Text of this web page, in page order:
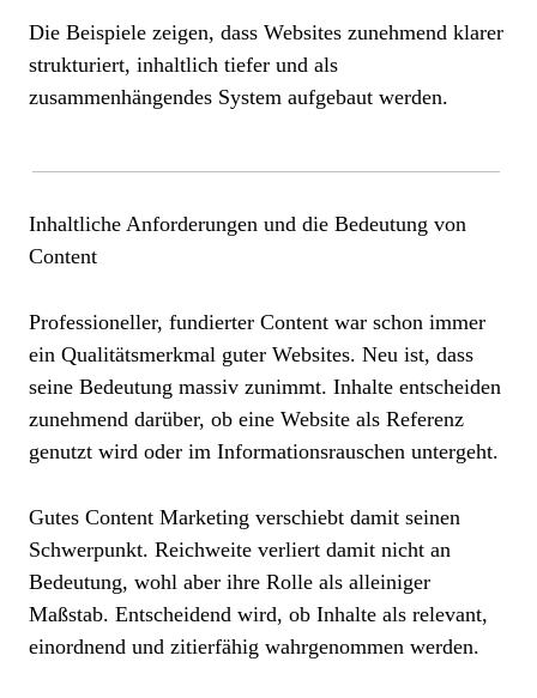
Die Beispiele zeigen, dass Websites zunehmend klarer
strukturiert, inhaltlich tiefer und als
zusammenhängendes System aufgebaut werden.
Inhaltliche Anforderungen und die Bedeutung von
Content
Professioneller, fundierter Content war schon immer
ein Qualitätsmerkmal guter Websites. Neu ist, dass
seine Bedeutung massiv zunimmt. Inhalte entscheiden
zunehmend darüber, ob eine Website als Referenz
genutzt wird oder im Informationsrauschen untergeht.
Gutes Content Marketing verschiebt damit seinen
Schwerpunkt. Reichweite verliert damit nicht an
Bedeutung, wohl aber ihre Rolle als alleiniger
Maßstab. Entscheidend wird, ob Inhalte als relevant,
einordnend und zitierfähig wahrgenommen werden.